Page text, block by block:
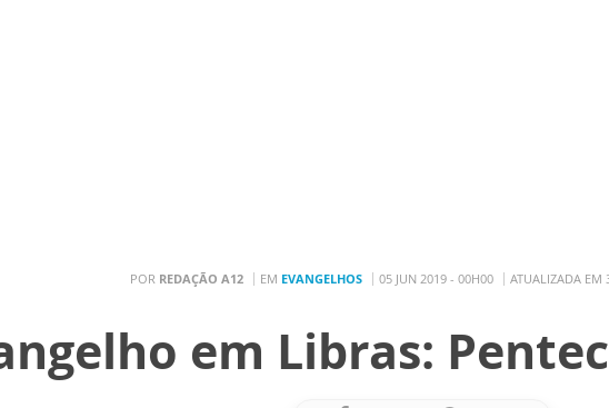
POR REDAÇÃO A12 EM EVANGELHOS 05 JUN 2019 - 00H00 ATUALIZADA
em Libras: